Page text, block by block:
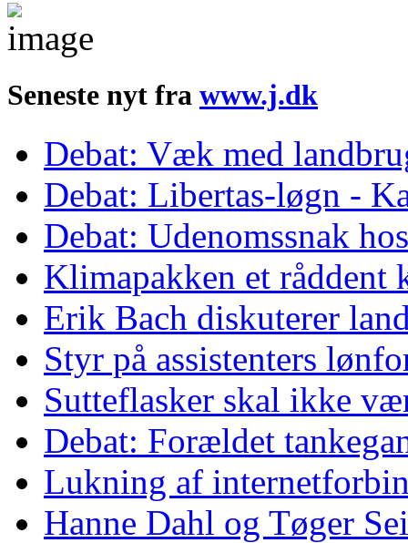
Seneste nyt fra www.j.dk
Debat: Væk med
Debat: Libertas-løgn -
Debat: Udenomssnak
Klimapakken et råddent
Erik Bach diskuterer
Styr på assistenters
Sutteflasker skal ikke
Debat: Forældet
Lukning af
Hanne Dahl og Tøger